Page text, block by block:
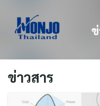
ข่าวสาร